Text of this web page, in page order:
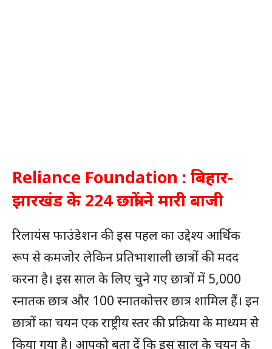
Reliance Foundation : बिहार-
झारखंड के 224 छात्रों ने मारी बाजी
रिलायंस फाउंडेशन की इस पहल का उद्देश्य आर्थिक
रूप से कमजोर लेकिन प्रतिभाशाली छात्रों की मदद
करना है। इस साल के लिए चुने गए छात्रों में 5,000
स्नातक छात्र और 100 स्नातकोत्तर छात्र शामिल हैं। इन
छात्रों का चयन एक राष्ट्रीय स्तर की प्रक्रिया के माध्यम से
किया गया है। आपको बता दें कि इस साल के चयन के